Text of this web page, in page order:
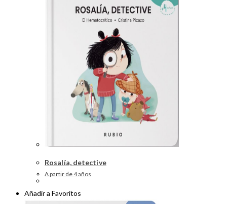
Rosalía, detective
A partir de 4 años
Añadir a Favoritos